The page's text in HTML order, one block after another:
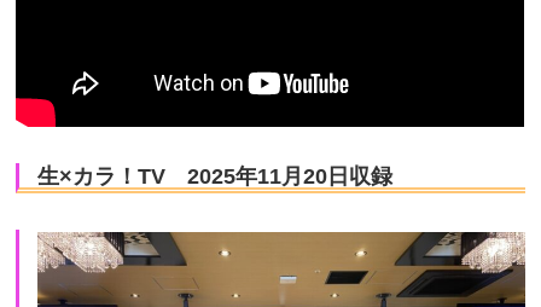
生×カラ！TV 2025年11月20日収録